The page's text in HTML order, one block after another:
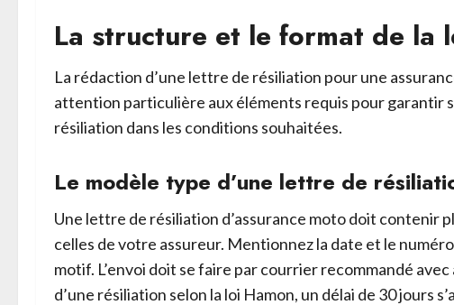
La structure et le format de la
La rédaction d’une lettre de résiliation pour une
attention particulière aux éléments requis pour garantir
résiliation dans les conditions souhaitées.
Le modèle type d’une lettre de
Une lettre de résiliation d’assurance moto doit contenir
celles de votre assureur. Mentionnez la date et le
motif. L’envoi doit se faire par courrier recommandé
d’une résiliation selon la loi Hamon, un délai de 30 jours